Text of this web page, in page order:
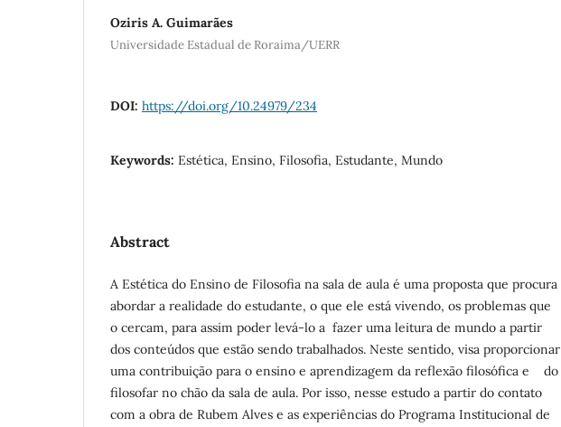
Oziris A. Guimarães
Universidade Estadual de Roraima/UERR
DOI: https://doi.org/10.24979/234
Keywords: Estética, Ensino, Filosofia, Estudante, Mundo
Abstract
A Estética do Ensino de Filosofia na sala de aula é uma proposta que procura
abordar a realidade do estudante, o que ele está vivendo, os problemas que
o cercam, para assim poder levá-lo a fazer uma leitura de mundo a partir
dos conteúdos que estão sendo trabalhados. Neste sentido, visa proporcionar
uma contribuição para o ensino e aprendizagem da reflexão filosófica e do
filosofar no chão da sala de aula. Por isso, nesse estudo a partir do contato
com a obra de Rubem Alves e as experiências do Programa Institucional de